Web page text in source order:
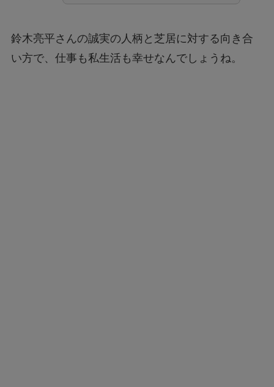
鈴木亮平さんの誠実の人柄と芝居に対する向き合
い方で、仕事も私生活も幸せなんでしょうね。